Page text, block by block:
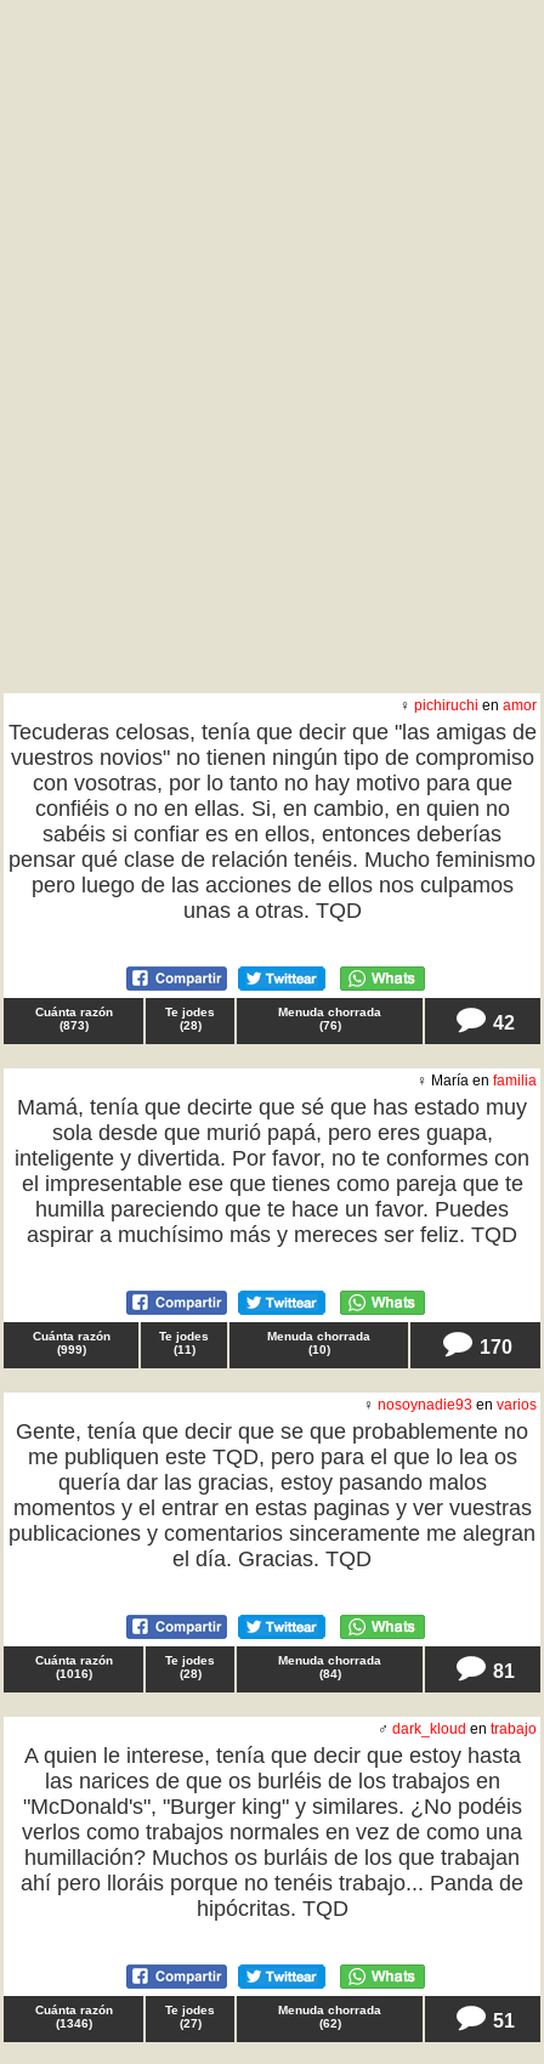
♀ pichiruchi en amor
Tecuderas celosas, tenía que decir que "las amigas de
vuestros novios" no tienen ningún tipo de compromiso
con vosotras, por lo tanto no hay motivo para que
confiéis o no en ellas. Si, en cambio, en quien no
sabéis si confiar es en ellos, entonces deberías
pensar qué clase de relación tenéis. Mucho feminismo
pero luego de las acciones de ellos nos culpamos
unas a otras. TQD
Cuánta razón
(873)
Te jodes
(28)
Menuda chorrada
(76) 42
♀ María en familia
Mamá, tenía que decirte que sé que has estado muy
sola desde que murió papá, pero eres guapa,
inteligente y divertida. Por favor, no te conformes con
el impresentable ese que tienes como pareja que te
humilla pareciendo que te hace un favor. Puedes
aspirar a muchísimo más y mereces ser feliz. TQD
Cuánta razón
(999)
Te jodes
(11)
Menuda chorrada
(10) 170
♀ nosoynadie93 en varios
Gente, tenía que decir que se que probablemente no
me publiquen este TQD, pero para el que lo lea os
quería dar las gracias, estoy pasando malos
momentos y el entrar en estas paginas y ver vuestras
publicaciones y comentarios sinceramente me alegran
el día. Gracias. TQD
Cuánta razón
(1016)
Te jodes
(28)
Menuda chorrada
(84) 81
♂ dark_kloud en trabajo
A quien le interese, tenía que decir que estoy hasta
las narices de que os burléis de los trabajos en
"McDonald's", "Burger king" y similares. ¿No podéis
verlos como trabajos normales en vez de como una
humillación? Muchos os burláis de los que trabajan
ahí pero lloráis porque no tenéis trabajo... Panda de
hipócritas. TQD
Cuánta razón
(1346)
Te jodes
(27)
Menuda chorrada
(62) 51